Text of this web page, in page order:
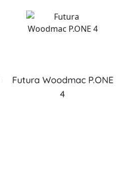
Futura Woodmac P.ONE
4